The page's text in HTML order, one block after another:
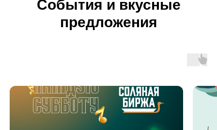
События и вкусные
предложения